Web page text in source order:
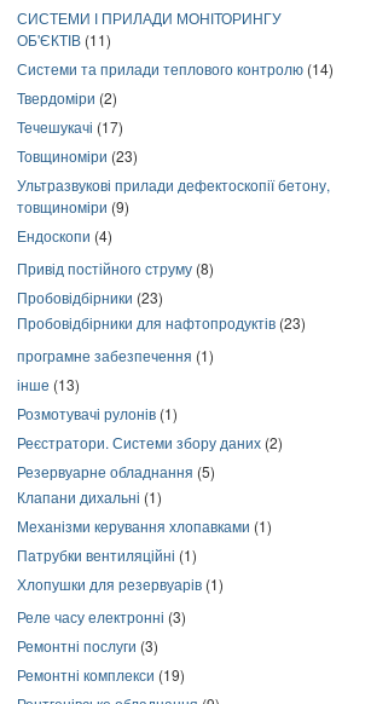
СИСТЕМИ І ПРИЛАДИ МОНІТОРИНГУ
ОБ'ЄКТІВ (11)
Системи та прилади теплового контролю (14)
Твердоміри (2)
Течешукачі (17)
Товщиноміри (23)
Ультразвукові прилади дефектоскопії бетону,
товщиноміри (9)
Ендоскопи (4)
Привід постійного струму (8)
Пробовідбірники (23)
Пробовідбірники для нафтопродуктів (23)
програмне забезпечення (1)
інше (13)
Розмотувачі рулонів (1)
Реєстратори. Системи збору даних (2)
Резервуарне обладнання (5)
Клапани дихальні (1)
Механізми керування хлопавками (1)
Патрубки вентиляційні (1)
Хлопушки для резервуарів (1)
Реле часу електронні (3)
Ремонтні послуги (3)
Ремонтні комплекси (19)